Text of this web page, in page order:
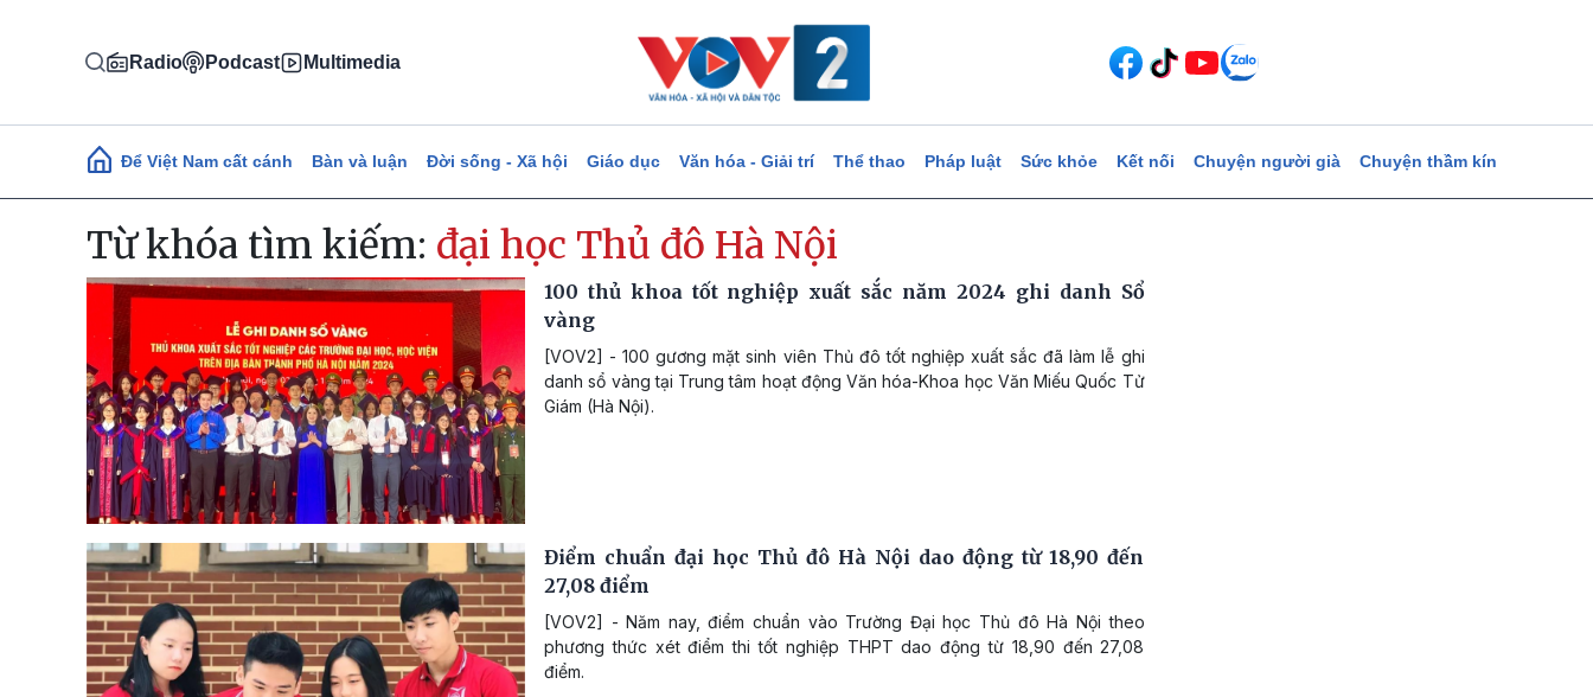
Radio Podcast Multimedia
Main navigation
Để Việt Nam cất cánh Bàn và luận Đời sống - Xã hội Giáo dục Văn hóa - Giải trí Thể thao Pháp luật Sức khỏe Kết nối Chuyện người già Chuyện thầm kín
Từ khóa tìm kiếm: đại học Thủ đô Hà Nội
100 thủ khoa tốt nghiệp xuất sắc năm 2024 ghi danh Sổ
vàng
[VOV2] - 100 gương mặt sinh viên Thủ đô tốt nghiệp xuất sắc đã làm lễ ghi
danh sổ vàng tại Trung tâm hoạt động Văn hóa-Khoa học Văn Miếu Quốc Tử
Giám (Hà Nội).
Điểm chuẩn đại học Thủ đô Hà Nội dao động từ 18,90 đến
27,08 điểm
[VOV2] - Năm nay, điểm chuẩn vào Trường Đại học Thủ đô Hà Nội theo
phương thức xét điểm thi tốt nghiệp THPT dao động từ 18,90 đến 27,08
điểm.